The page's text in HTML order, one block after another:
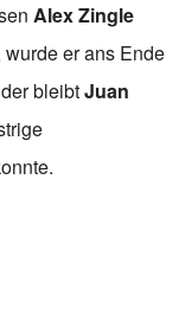
Alex Zingle
er ans Ende
bleibtJuan